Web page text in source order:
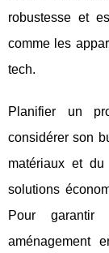
robustesse et
comme les
tech.
Planifier un
considérer son
matériaux et
solutions
Pour garantir
aménagement